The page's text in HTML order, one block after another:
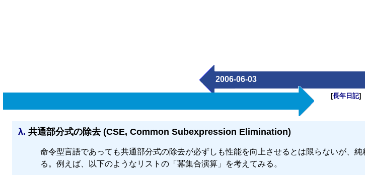
2006-06-03
[長年日記]
λ. 共通部分式の除去 (CSE, Common Subexpression Elimination)
命令型言語であっても共通部分式の除去が必ずしも性能を向上させるとは限らないが、
る。例えば、以下のようなリストの「冪集合演算」を考えてみる。